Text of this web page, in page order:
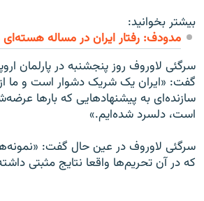
بیشتر بخوانید:
مدودف: رفتار ایران در مساله
سرگئی لاوروف روز پنجشنبه در پارلمان
گفت: «ایران یک شریک دشوار است و ما از
سازنده‌ای به پیشنهاد‌هایی که بارها
است، دلسرد شده‌ایم.»
سرگئی لاوروف در عین حال گفت:
که در آن تحریم‌ها واقعا نتایج مثبتی